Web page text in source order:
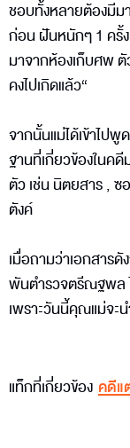
ชอบทั้งหลายต้องมีม
ก่อน ฝันหนักๆ 1 ครั้
มาจากห้องเก็บศพ ตั
คงไปเกิดแล้ว“
จากนั้นแม่ได้เข้าไป
ฐานที่เกี่ยวข้องในค
ตัว เช่น นิตยสาร , ซ
ตังค์
เมื่อถามว่าเอกสารดั
พันตำรวจตรีณฐพล
เพราะวันนี้คุณแม่จะ
แท็กที่เกี่ยวข้อง คดีแ